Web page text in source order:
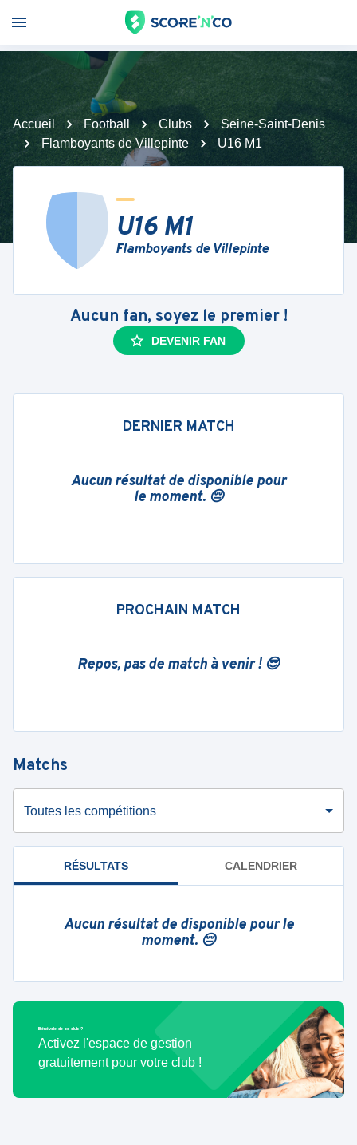
Accueil Football Clubs
Seine-Saint-Denis
Flamboyants de Villepinte
U16 M1
U16 M1
Flamboyants de Villepinte
Aucun fan, soyez le premier !
DEVENIR FAN
DERNIER MATCH
Aucun résultat de disponible pour
le moment. 😔
PROCHAIN MATCH
Repos, pas de match à venir ! 😎
Matchs
Toutes les compétitions
RÉSULTATS CALENDRIER
Aucun résultat de disponible pour le
moment. 😔
Bénévole de ce club ?
Activez l'espace de gestion
gratuitement pour votre club !